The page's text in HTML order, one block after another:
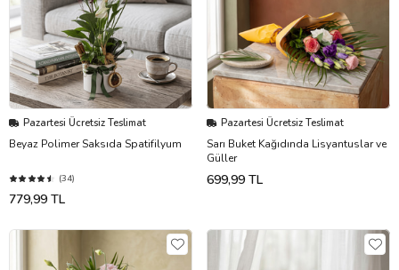
Pazartesi Ücretsiz Teslimat
Beyaz Polimer Saksıda Spatifilyum
(34)
779,99 TL
Pazartesi Ücretsiz Teslimat
Sarı Buket Kağıdında Lisyantuslar ve
Güller
699,99 TL